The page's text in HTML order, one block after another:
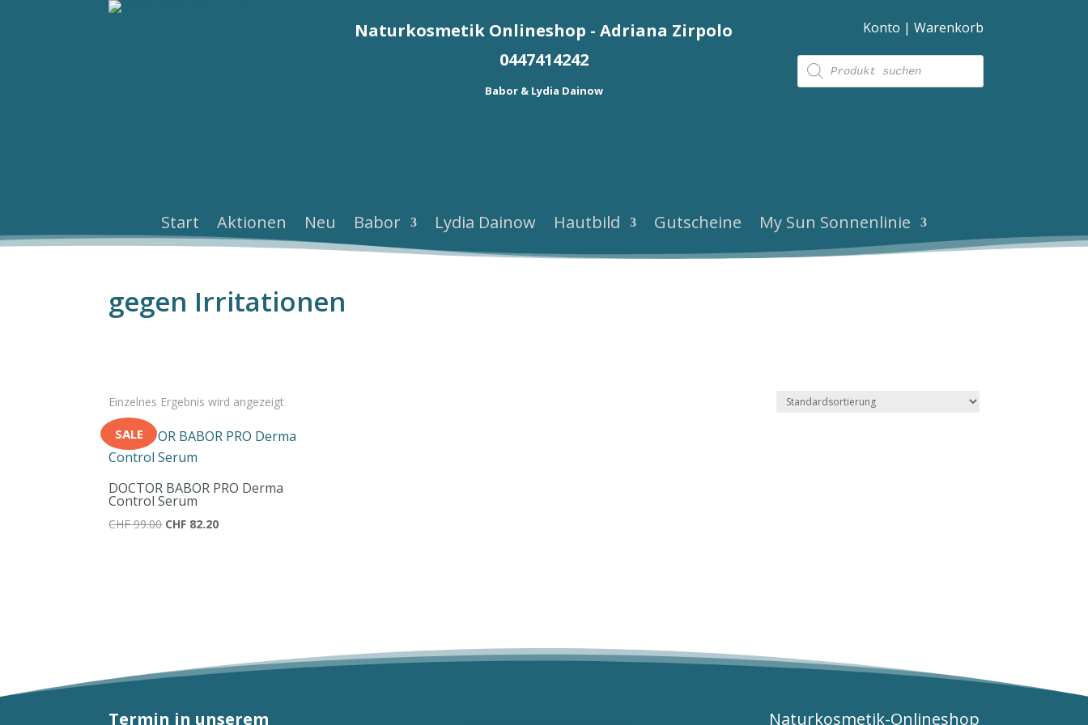
Naturkosmetik Onlineshop - Adriana Zirpolo
0447414242
Babor & Lydia Dainow
Konto |Warenkorb
Products
search
Start Aktionen Neu Babor Lydia Dainow Hautbild Gutscheine My Sun Sonnenlinie
gegen Irritationen
Einzelnes Ergebnis wird angezeigt
SALE
DOCTOR BABOR PRO Derma
Control Serum
CHF99.00 Ursprünglicher
CHF 82.20Aktueller
Termin in unserem Naturkosmetik-Onlineshop